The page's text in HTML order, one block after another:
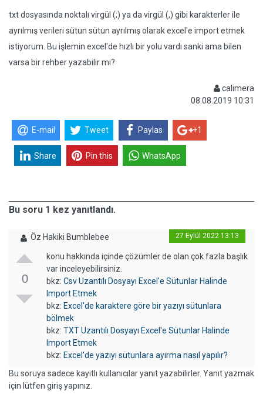
txt dosyasında noktalı virgül (;) ya da virgül (,) gibi karakterler ile
ayrılmış verileri sütun sütun ayrılmış olarak excel'e import etmek
istiyorum. Bu işlemin excel'de hızlı bir yolu vardı sanki ama bilen
varsa bir rehber yazabilir mi?
calimera
08.08.2019 10:31
E-mail Tweet Paylas +1
Share Pin this WhatsApp
Bu soru 1 kez yanıtlandı.
Öz Hakiki Bumblebee 27 Eylül 2022 13:13
0
konu hakkında içinde çözümler de olan çok fazla başlık
var inceleyebilirsiniz.
bkz: Csv Uzantılı Dosyayı Excel'e Sütunlar Halinde
Import Etmek
bkz: Excel'de karaktere göre bir yazıyı sütunlara
bölmek
bkz: TXT Uzantılı Dosyayı Excel'e Sütunlar Halinde
Import Etmek
bkz: Excel'de yazıyı sütunlara ayırma nasıl yapılır?
Bu soruya sadece kayıtlı kullanıcılar yanıt yazabilirler. Yanıt yazmak
için lütfen giriş yapınız.